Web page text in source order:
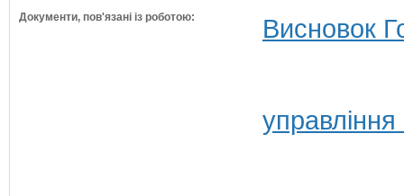
Документи, пов'язані із роботою: Висновок